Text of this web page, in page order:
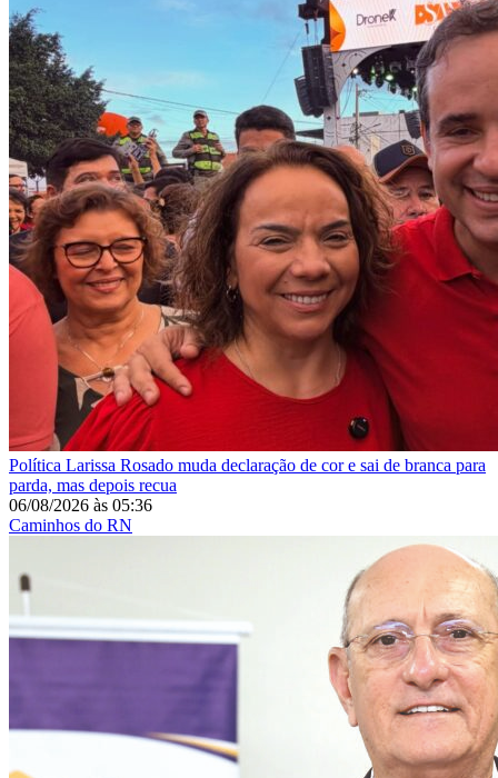
Política Larissa Rosado muda declaração de cor e sai de branca para
parda, mas depois recua
06/08/2026 às 05:36
Caminhos do RN